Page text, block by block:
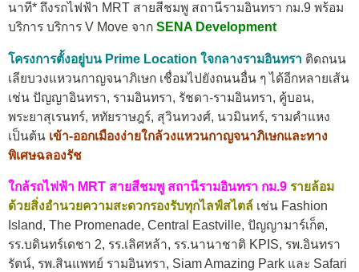
นาที* ถึงรถไฟฟ้า MRT สายสีชมพู สถานีรามอินทรา กม.9 พร้อม
บริการ บริการ V Move จาก SENA Development
โครงการตั้งอยู่บน Prime Location ใจกลางรามอินทรา ติดถนน
เลียบวงแหวนกาญจนาภิเษก เชื่อมไปยังถนนอื่น ๆ ได้อีกหลายเส้น
เช่น ปัญญาอินทรา, รามอินทรา, รัชดา-รามอินทรา, คู้บอน,
พระยาสุเรนทร์, หทัยราษฎร์, สุวินทวงศ์, นวมินทร์, รามคำแหง
เป็นต้น เข้า-ออกเมืองง่ายใกล้วงแหวนกาญจนาภิเษกและทาง
พิเศษฉลองรัช
ใกล้รถไฟฟ้า MRT สายสีชมพู สถานีรามอินทรา กม.9 รายล้อม
ด้วยสิ่งอำนวยความสะดวกรองรับทุกไลฟ์สไตล์ เช่น Fashion
Island, The Promenade, Central Eastville, ปัญญามาร์เก็ต,
รร.บดินทร์เดชา 2, รร.เลิศหล้า, รร.นานาชาติ KPIS, รพ.อินทรา
รัตน์, รพ.สินแพทย์ รามอินทรา, Siam Amazing Park และ Safari